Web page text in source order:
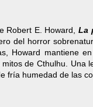
Robert E. Howard, La
del horror
Howard mantiene
de Cthulhu. Una
fría humedad de las